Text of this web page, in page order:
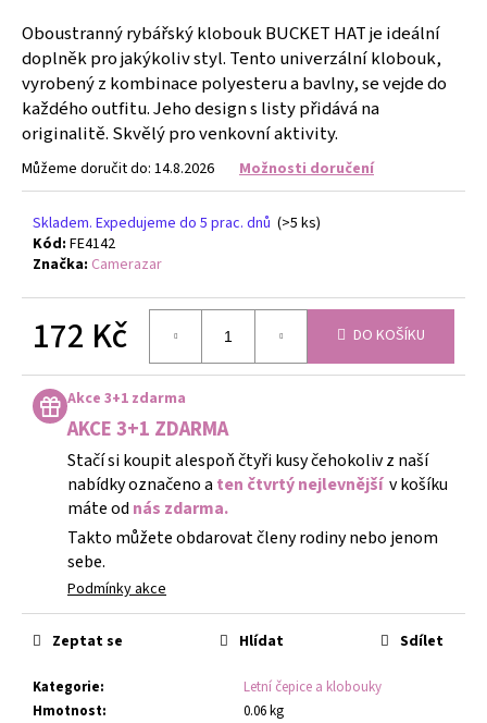
Oboustranný rybářský klobouk BUCKET HAT je ideální
doplněk pro jakýkoliv styl. Tento univerzální klobouk,
vyrobený z kombinace polyesteru a bavlny, se vejde do
každého outfitu. Jeho design s listy přidává na
originalitě. Skvělý pro venkovní aktivity.
Můžeme doručit do: 14.8.2026 Možnosti doručení
Skladem. Expedujeme do 5 prac. dnů (>5 ks)
Kód: FE4142
Značka: Camerazar
172 Kč
cena:
DO KOŠÍKU
Akce 3+1 zdarma
AKCE 3+1 ZDARMA
Stačí si koupit alespoň čtyři kusy čehokoliv z naší
nabídky označeno a ten čtvrtý nejlevnější v košíku
máte od nás zdarma.
Takto můžete obdarovat členy rodiny nebo jenom
sebe.
Podmínky akce
Kategorie:
Letní čepice a klobouky
Hmotnost:
0.06 kg
Zeptat se Hlídat Sdílet
j
e
m
e
ETHNO
JASPIS
TYRKYSOVÝ
-
KAMENY
427
Kč